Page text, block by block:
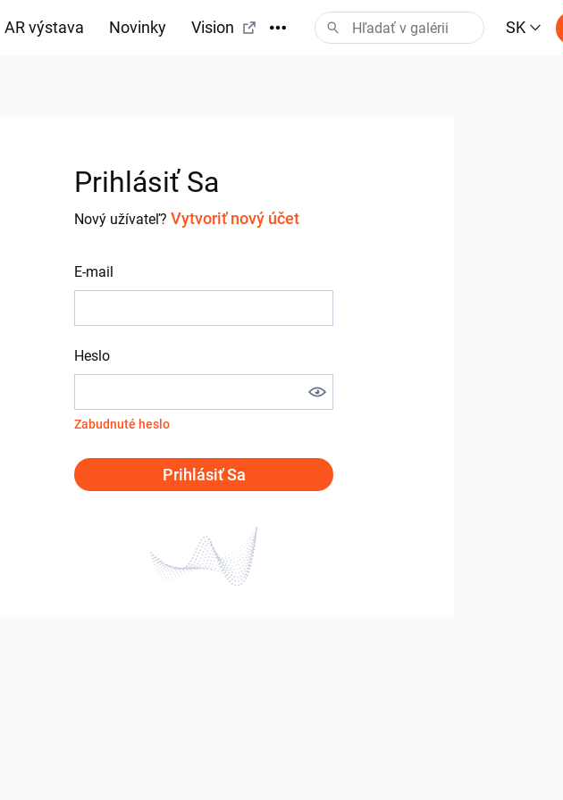
AR výstava Novinky Vision SK
Prihlásiť Sa
Nový užívateľ? Vytvoriť nový účet
E-mail
Heslo
Zabudnuté heslo
Prihlásiť Sa